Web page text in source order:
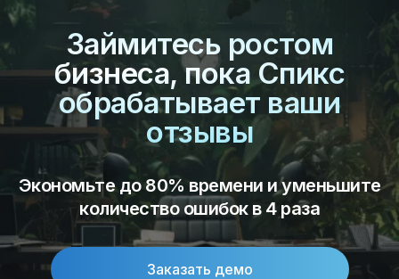
Займитесь ростом
бизнеса, пока Спикс
обрабатывает ваши
отзывы
Экономьте до 80% времени и уменьшите
количество ошибок в 4 раза
Заказать демо